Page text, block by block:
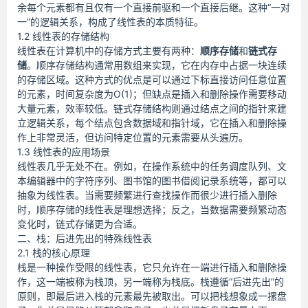
余每个元素都有且仅有一个直接前驱和一个直接后继。这种“一对
一”的逻辑关系，构成了线性表的本质特征。
1.2 线性表的存储结构
线性表在计算机中的存储方式主要有两种： 顺序存储和链式存
储。顺序存储结构通常用数组来实现，它在内存中占据一块连续
的存储区域。这种方式的优点是可以通过下标直接访问任意位置
的元素，时间复杂度为O(1)；但缺点是插入和删除操作需要移动
大量元素，效率较低。链式存储结构则通过结点之间的指针来建
立逻辑关系，每个结点包含数据域和指针域，它在插入和删除操
作上非常灵活，但访问特定位置的元素需要从头遍历。
1.3 线性表的应用场景
线性表几乎无处不在。例如，在操作系统中的任务调度队列、文
本编辑器中的字符序列、图书馆的图书借阅记录系统等，都可以
抽象为线性表。当需要频繁进行查找操作而很少进行插入删除
时，顺序存储的线性表是理想选择；反之，当数据需要频繁动态
变化时，链式存储更为合适。
二、栈：后进先出的特殊线性表
2.1 栈的核心原理
栈是一种操作受限的线性表，它只允许在一端进行插入和删除操
作，这一端被称为栈顶，另一端称为栈底。栈遵循“后进先出”的
原则，即最后进入栈的元素最先被取出。可以把栈想象成一摞盘